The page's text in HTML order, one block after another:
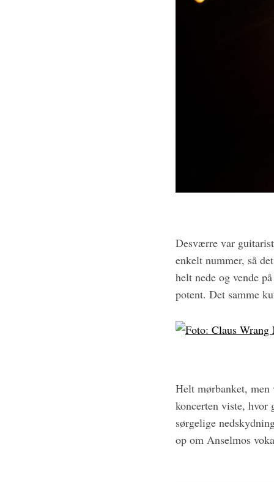
Desværre var
enkelt nummer, så
helt nede og vende
potent. Det samme
Helt mørbanket, men
koncerten viste, hvor
sørgelige
op om Anselmos